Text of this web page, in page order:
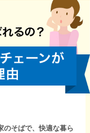
のそばで、快適な暮ら